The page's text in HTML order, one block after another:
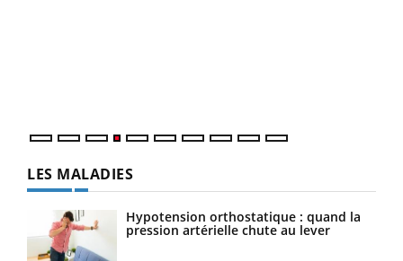
LES MALADIES
Hypotension orthostatique : quand la
pression artérielle chute au lever